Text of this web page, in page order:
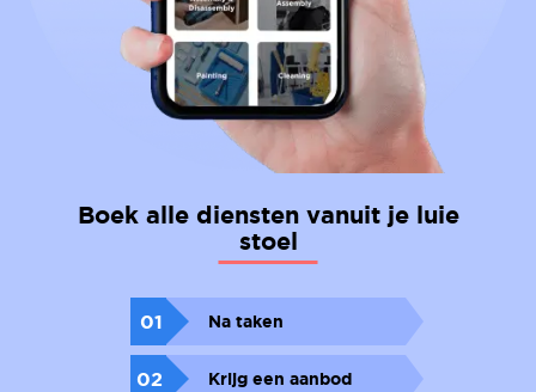
Boek alle diensten vanuit je luie
stoel
01 Na taken
02 Krijg een aanbod